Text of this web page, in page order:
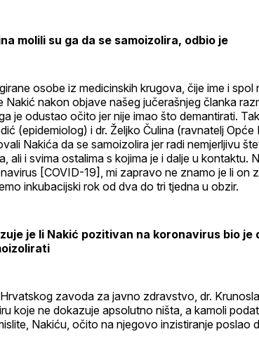
molili su ga da se samoizolira, odbio je
osobe iz medicinskih krugova, čije ime i spol
Nakić nakon objave našeg jučerašnjeg članka
je odustao očito jer nije imao što demantirati.
(epidemiolog) i dr. Željko Čulina (ravnatelj
Nakića da se samoizolira jer radi nemjerljivu
ali i svima ostalima s kojima je i dalje u kontaktu.
[COVID-19], mi zapravo ne znamo je li on
inkubacijski rok od dva do tri tjedna u obzir.
je li Nakić pozitivan na koronavirus bio je
zavoda za javno zdravstvo, dr.
koje ne dokazuje apsolutno ništa, a kamoli
Nakiću, očito na njegovo inzistiranje poslao